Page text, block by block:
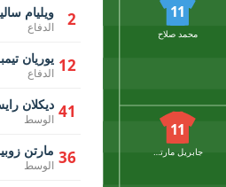
11
محمد صلاح
11
جابريل مارتينلي
2 ويليام
الدفاع
12 يوريان
الدفاع
41 ديكلان
الوسط
36 مارتن
الوسط